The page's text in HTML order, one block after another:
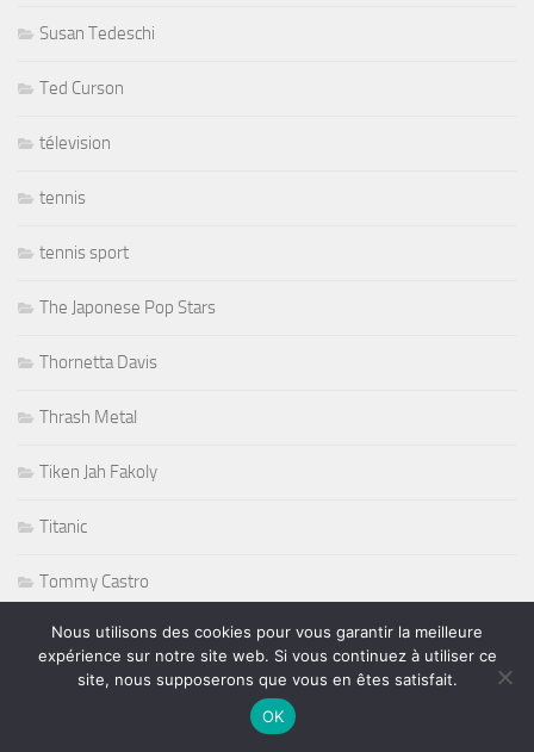
Susan Tedeschi
Ted Curson
télevision
tennis
tennis sport
The Japonese Pop Stars
Thornetta Davis
Thrash Metal
Tiken Jah Fakoly
Titanic
Tommy Castro
Tommy Shaw
Tony Martin
Nous utilisons des cookies pour vous garantir la meilleure
expérience sur notre site web. Si vous continuez à utiliser ce
site, nous supposerons que vous en êtes satisfait.
OK